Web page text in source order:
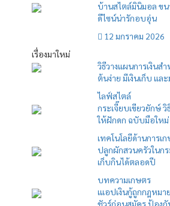
บ้านสไตล์มินิมอล ข
ดีไซน์น่ารักอบอุ่น
12 มกราคม 2026
เรื่องมาใหม่
วิธีวางแผนการเงินส
ต้นง่าย มีเงินเก็บ แล
ไลฟ์สไตล์
กระเจี๊ยบเขียวยักษ์
ให้ฝักดก ฉบับมือใหม่
เทคโนโลยีด้านการเ
ปลูกผักสวนครัวในกร
เก็บกินได้ตลอดปี
บทความเกษตร
เแอปเงินกู้ถูกกฎหมา
ชัวร์ก่อนสมัคร ป้อง